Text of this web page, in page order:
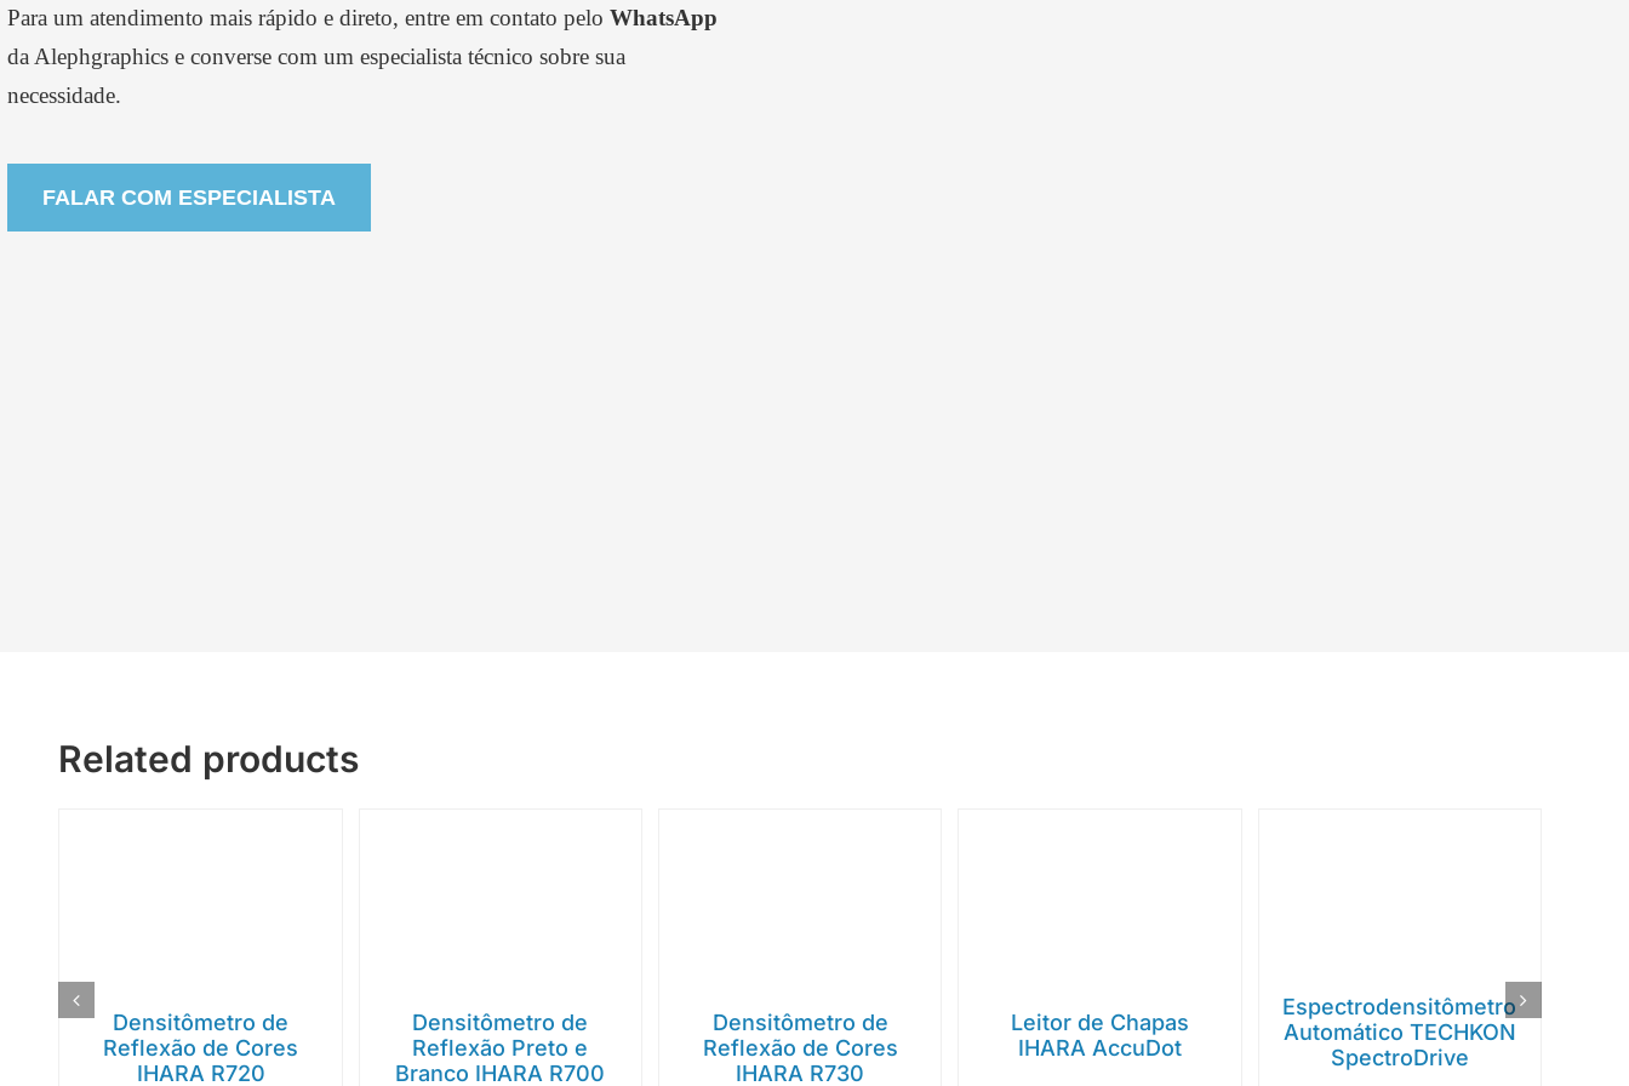
Para um atendimento mais rápido e direto, entre em contato peloWhatsApp
da Alephgraphics e converse com um especialista técnico sobre sua
necessidade.
FALAR COM ESPECIALISTA
Related products
Densitômetro de
Reflexão de Cores
IHARA R720
Densitômetro de
Reflexão Preto e
Branco IHARA R700
Densitômetro de
Reflexão de Cores
IHARA R730
Leitor de Chapas
IHARA AccuDot
Espectrodensitômetro
Automático TECHKON
SpectroDrive